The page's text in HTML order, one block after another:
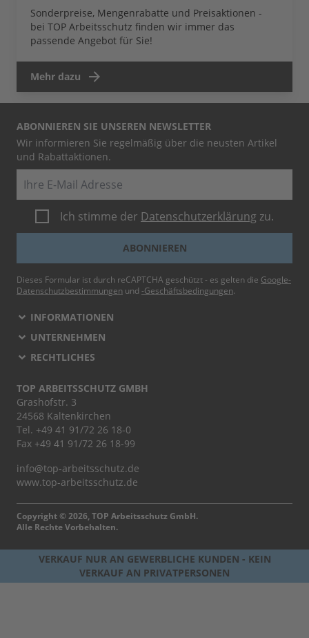
Sonderpreise, Mengenrabatte und Preisaktionen -
bei TOP Arbeitsschutz finden wir immer das
passende Angebot für Sie!
Mehr dazu
ABONNIEREN SIE UNSEREN NEWSLETTER
Wir informieren Sie regelmäßig über die neusten Artikel
und Rabattaktionen.
Ich stimme der Datenschutzerklärung zu.
ABONNIEREN
Dieses Formular ist durch reCAPTCHA geschützt - es gelten die Google-
Datenschutzbestimmungen und -Geschäftsbedingungen.
INFORMATIONEN
UNTERNEHMEN
RECHTLICHES
TOP ARBEITSSCHUTZ GMBH
Grashofstr. 3
24568 Kaltenkirchen
Tel. +49 41 91/72 26 18-0
Fax +49 41 91/72 26 18-99
info@top-arbeitsschutz.de
www.top-arbeitsschutz.de
Copyright © 2026, TOP Arbeitsschutz GmbH.
Alle Rechte Vorbehalten.
VERKAUF NUR AN GEWERBLICHE KUNDEN - KEIN
VERKAUF AN PRIVATPERSONEN